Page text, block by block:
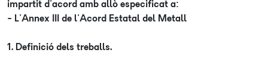
impartit d'acord amb allò especificat a:
- L'Annex III de l'Acord Estatal del Metall
1. Definició dels treballs.